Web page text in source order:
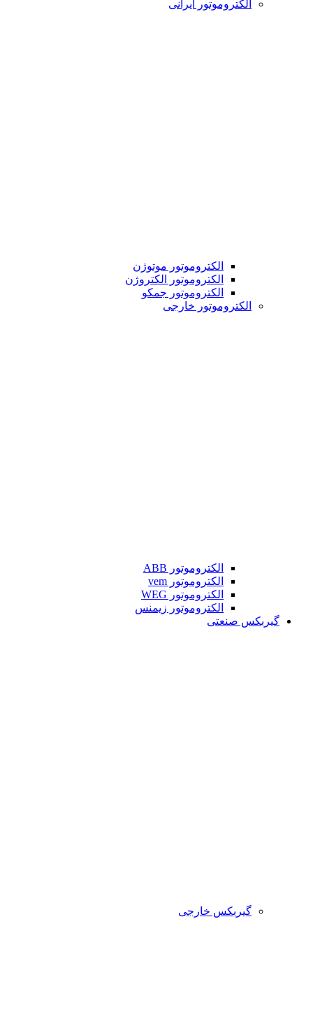
الکتروموتور ایرانی
الکتروموتور موتوژن
الکتروموتور الکتروژن
الکتروموتور جمکو
الکتروموتور خارجی
الکتروموتور ABB
الکتروموتور vem
الکتروموتور WEG
الکتروموتور زیمنس
گیربکس صنعتی
گیربکس خارجی